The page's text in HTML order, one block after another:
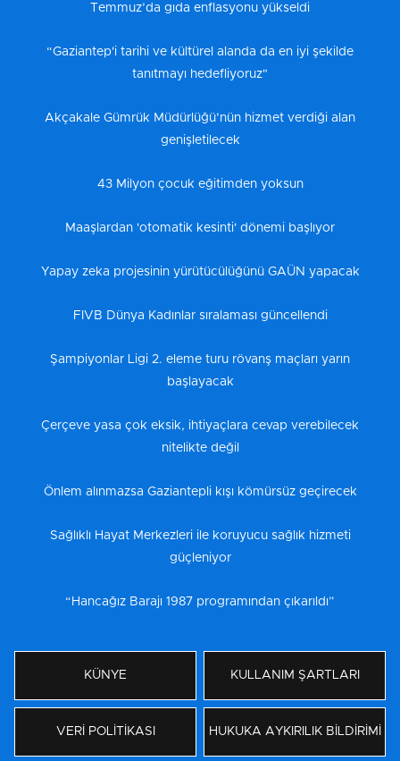
Temmuz’da gıda enflasyonu yükseldi
“Gaziantep'i tarihi ve kültürel alanda da en iyi şekilde
tanıtmayı hedefliyoruz"
Akçakale Gümrük Müdürlüğü’nün hizmet verdiği alan
genişletilecek
43 Milyon çocuk eğitimden yoksun
Maaşlardan 'otomatik kesinti' dönemi başlıyor
Yapay zeka projesinin yürütücülüğünü GAÜN yapacak
FIVB Dünya Kadınlar sıralaması güncellendi
Şampiyonlar Ligi 2. eleme turu rövanş maçları yarın
başlayacak
Çerçeve yasa çok eksik, ihtiyaçlara cevap verebilecek
nitelikte değil
Önlem alınmazsa Gaziantepli kışı kömürsüz geçirecek
Sağlıklı Hayat Merkezleri ile koruyucu sağlık hizmeti
güçleniyor
“Hancağız Barajı 1987 programından çıkarıldı”
KÜNYE KULLANIM ŞARTLARI
VERİ POLİTİKASI HUKUKA AYKIRILIK BİLDİRİMİ